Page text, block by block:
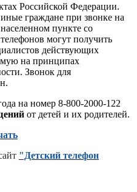
Российской Федерации.
граждане при звонке на
пункте со
могут получить
действующих
на принципах
Звонок для
на номер 8-800-2000-122
от детей и их родителей.
"Детский телефон